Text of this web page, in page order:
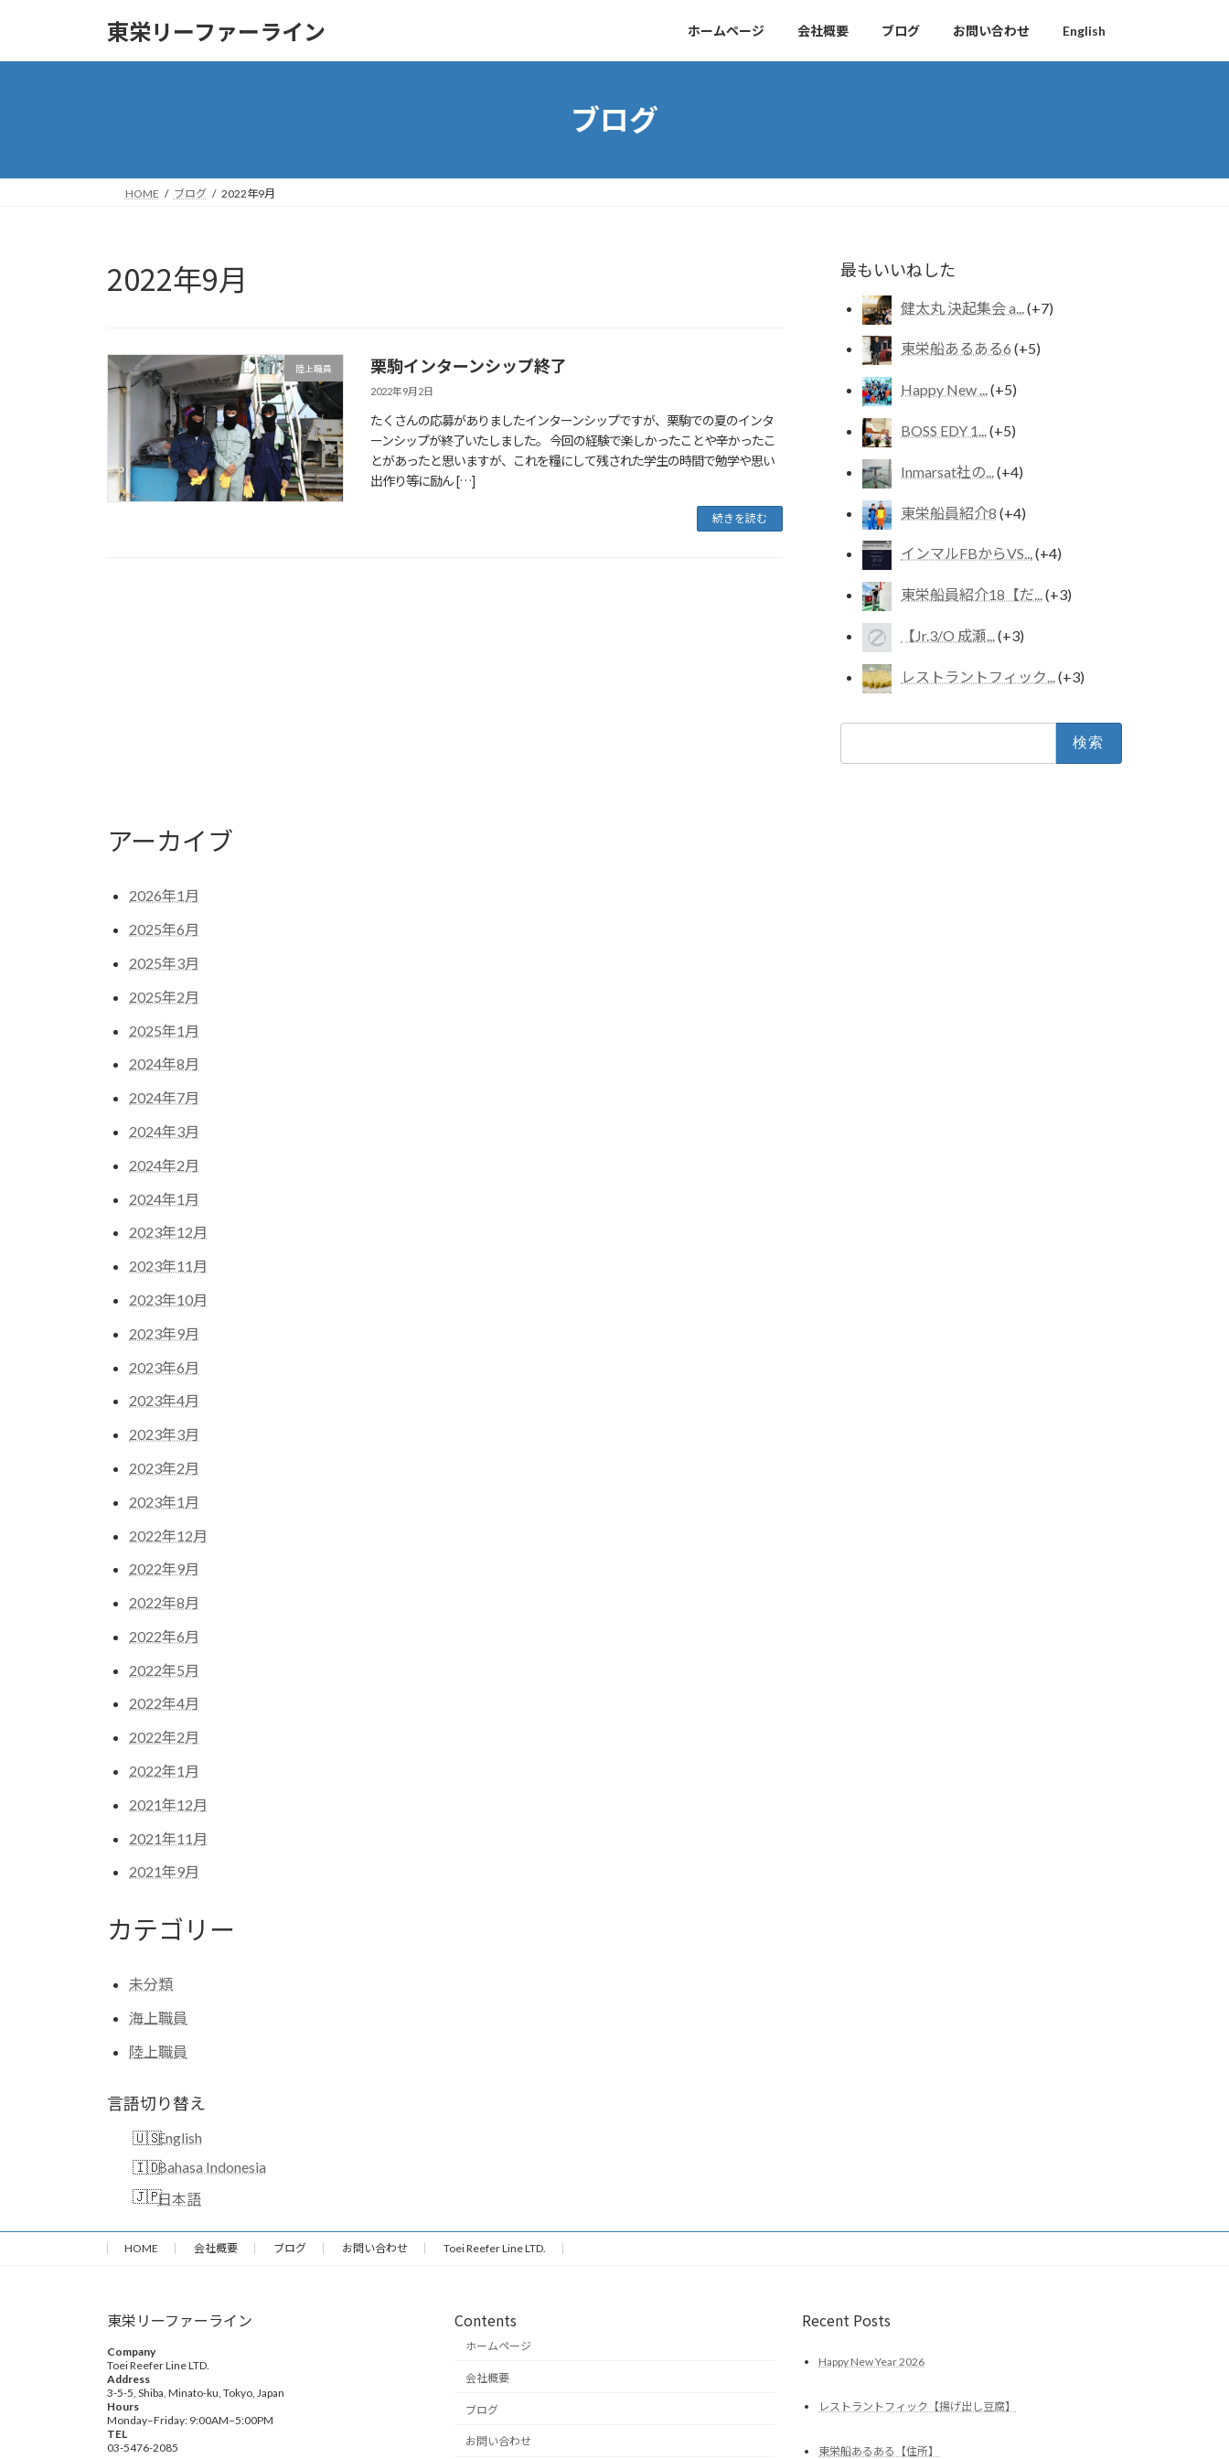
東栄リーファーライン ホームページ 会社概要 ブログ お問い合わせ English
ブログ
HOME ブログ 2022年9月
2022年9月
陸上職員 栗駒インターンシップ終了
2022年9月2日
たくさんの応募がありましたインターンシップですが、栗駒での夏のインタ
ーンシップが終了いたしました。 今回の経験で楽しかったことや辛かったこ
とがあったと思いますが、これを糧にして残された学生の時間で勉学や思い
出作り等に励ん […]
続きを読む
最もいいねした
健太丸 決起集会 a... +7
東栄船あるある6 +5
Happy New ... +5
BOSS EDY 1... +5
Inmarsat社の... +4
東栄船員紹介8 +4
インマルFBからVS... +4
東栄船員紹介18【だ... +3
【Jr.3/O 成瀬... +3
レストラントフィック... +3
アーカイブ
2026年1月
2025年6月
2025年3月
2025年2月
2025年1月
2024年8月
2024年7月
2024年3月
2024年2月
2024年1月
2023年12月
2023年11月
2023年10月
2023年9月
2023年6月
2023年4月
2023年3月
2023年2月
2023年1月
2022年12月
2022年9月
2022年8月
2022年6月
2022年5月
2022年4月
2022年2月
2022年1月
2021年12月
2021年11月
2021年9月
カテゴリー
未分類
海上職員
陸上職員
言語切り替え
English
Bahasa Indonesia
日本語
HOME 会社概要 ブログ お問い合わせ Toei Reefer Line LTD.
東栄リーファーライン
Company
Toei Reefer Line LTD.
Address
3-5-5, Shiba, Minato-ku, Tokyo, Japan
Hours
Monday–Friday: 9:00AM–5:00PM
TEL
03-5476-2085
Contents
ホームページ
会社概要
ブログ
お問い合わせ
Recent Posts
Happy New Year 2026
レストラントフィック【揚げ出し豆腐】
東栄船あるある【住所】